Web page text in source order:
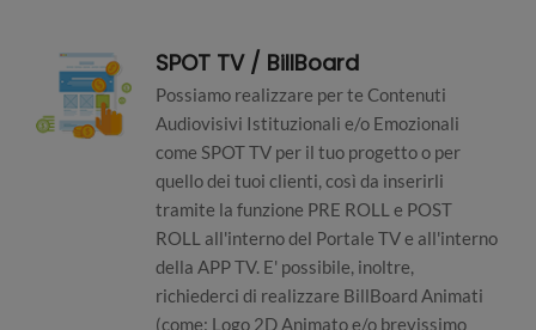
SPOT TV / BillBoard
Possiamo realizzare per te Contenuti
Audiovisivi Istituzionali e/o Emozionali
come SPOT TV per il tuo progetto o per
quello dei tuoi clienti, così da inserirli
tramite la funzione PRE ROLL e POST
ROLL all'interno del Portale TV e all'interno
della APP TV. E' possibile, inoltre,
richiederci di realizzare BillBoard Animati
(come: Logo 2D Animato e/o brevissimo